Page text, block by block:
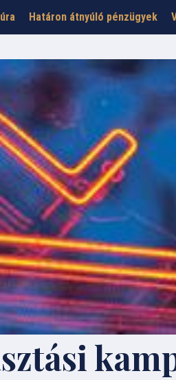
Határon átnyúló pénzügyek